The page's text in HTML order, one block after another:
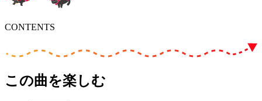
CONTENTS
この曲を楽しむ